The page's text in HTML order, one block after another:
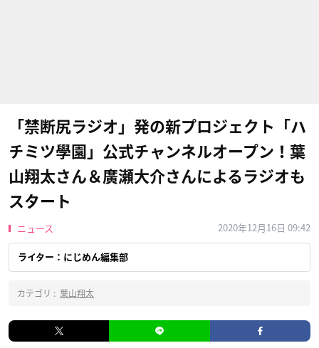
「禁断尻ラジオ」発の新プロジェクト「ハ
チミツ學園」公式チャンネルオープン！葉
山翔太さん＆廣瀬大介さんによるラジオも
スタート
ニュース 2020年12月16日 09:42
ライター：にじめん編集部
カテゴリ : 葉山翔太